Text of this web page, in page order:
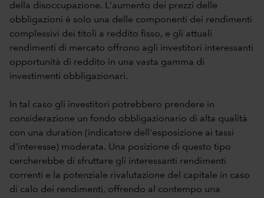
della disoccupazione. L'aumento dei prezzi delle
obbligazioni è solo una delle componenti dei rendimenti
complessivi dei titoli a reddito fisso, e gli attuali
rendimenti di mercato offrono agli investitori interessanti
opportunità di reddito in una vasta gamma di
investimenti obbligazionari.
In tal caso gli investitori potrebbero prendere in
considerazione un fondo obbligazionario di alta qualità
con una duration (indicatore dell'esposizione ai tassi
d'interesse) moderata. Una posizione di questo tipo
cercherebbe di sfruttare gli interessanti rendimenti
correnti e la potenziale rivalutazione del capitale in caso
di calo dei rendimenti, offrendo al contempo una